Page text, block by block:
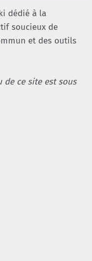
dédié à la
soucieux de
et des outils
de ce site est sous